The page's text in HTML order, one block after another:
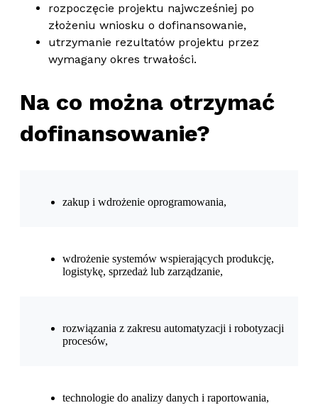
rozpoczęcie projektu najwcześniej po
złożeniu wniosku o dofinansowanie,
utrzymanie rezultatów projektu przez
wymagany okres trwałości.
Na co można otrzymać
dofinansowanie?
zakup i wdrożenie oprogramowania,
wdrożenie systemów wspierających produkcję,
logistykę, sprzedaż lub zarządzanie,
rozwiązania z zakresu automatyzacji i robotyzacji
procesów,
technologie do analizy danych i raportowania,